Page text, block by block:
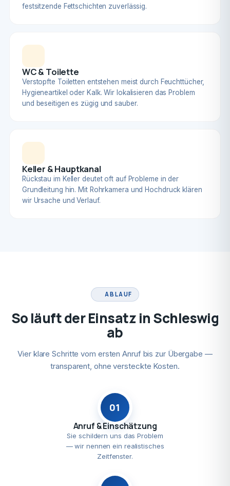
festsitzende Fettschichten zuverlässig.
WC & Toilette
Verstopfte Toiletten entstehen meist durch Feuchttücher,
Hygieneartikel oder Kalk. Wir lokalisieren das Problem
und beseitigen es zügig und sauber.
Keller & Hauptkanal
Rückstau im Keller deutet oft auf Probleme in der
Grundleitung hin. Mit Rohrkamera und Hochdruck klären
wir Ursache und Verlauf.
ABLAUF
So läuft der Einsatz in Schleswig
ab
Vier klare Schritte vom ersten Anruf bis zur Übergabe —
transparent, ohne versteckte Kosten.
01
Anruf & Einschätzung
Sie schildern uns das Problem
— wir nennen ein realistisches
Zeitfenster.